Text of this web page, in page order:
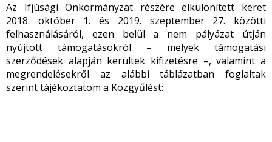
Az Ifjúsági Önkormányzat részére elkülönített keret
2018. október 1. és 2019. szeptember 27. közötti
felhasználásáról, ezen belül a nem pályázat útján
nyújtott támogatásokról – melyek támogatási
szerződések alapján kerültek kifizetésre –, valamint a
megrendelésekről az alábbi táblázatban foglaltak
szerint tájékoztatom a Közgyűlést: